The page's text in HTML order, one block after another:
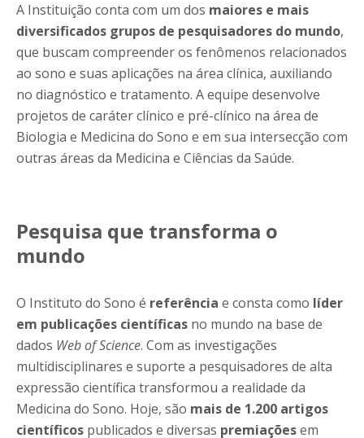
A Instituição conta com um dos maiores e mais
diversificados grupos de pesquisadores do mundo,
que buscam compreender os fenômenos relacionados
ao sono e suas aplicações na área clínica, auxiliando
no diagnóstico e tratamento. A equipe desenvolve
projetos de caráter clínico e pré-clínico na área de
Biologia e Medicina do Sono e em sua intersecção com
outras áreas da Medicina e Ciências da Saúde.
Pesquisa que transforma o
mundo
O Instituto do Sono é referência e consta como líder
em publicações científicas no mundo na base de
dados Web of Science. Com as investigações
multidisciplinares e suporte a pesquisadores de alta
expressão científica transformou a realidade da
Medicina do Sono. Hoje, são mais de 1.200 artigos
científicos publicados e diversas premiaçõesem